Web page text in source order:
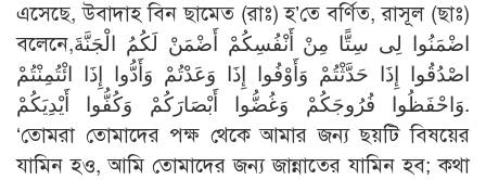
এসেছে, উবাদাহ বিন ছামেত (রাঃ) হ’তে বর্ণিত, রাসূল (ছাঃ)
বলেনে,اضْمَنُوا لِى سِتًّا مِنْ أَنْفُسِكُمْ أَضْمَنْ لَكُمُ الْجَنَّةَ
اصْدُقُوا إِذَا حَدَّثْتُمْ وَأَوْفُوا إِذَا وَعَدْتُمْ وَأَدُّوا إِذَا ائْتُمِنْتُمْ
وَاحْفَظُوا فُرُوجَكُمْ وَغُضُّوا أَبْصَارَكُمْ وَكُفُّوا أَيْدِيَكُمْ.
‘তোমরা তোমাদের পক্ষ থেকে আমার জন্য ছয়টি বিষয়ের
যামিন হও, আমি তোমাদের জন্য জান্নাতের যামিন হব; কথা